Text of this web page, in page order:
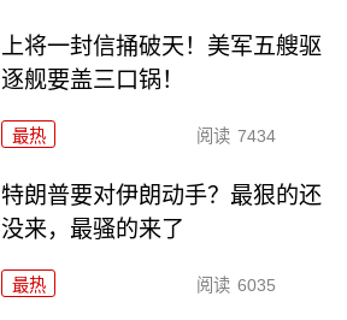
上将一封信捅破天！美军五艘驱
逐舰要盖三口锅！
最热 阅读 7434
特朗普要对伊朗动手？最狠的还
没来，最骚的来了
最热 阅读 6035